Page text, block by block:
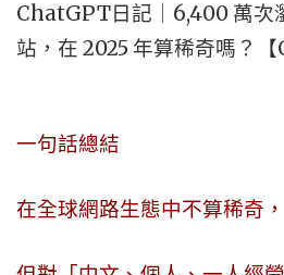
ChatGPT日記｜6,400 萬次
站，在 2025 年算稀奇嗎？
一句話總結
在全球網路生態中不算稀奇，